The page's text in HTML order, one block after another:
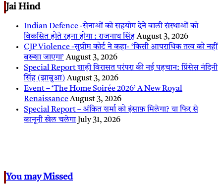
Jai Hind
Indian Defence -सेनाओं को सहयोग देने वाली संस्थाओं को
विकसित होते रहना होगा : राजनाथ सिंह August 3, 2026
CJP Violence -सुप्रीम कोर्ट ने कहा- ‘किसी आपराधिक तत्व को नहीं
बख्शा जाएगा’ August 3, 2026
Special Report शाही विरासत परंपरा की नई पहचान: प्रिंसेस नंदिनी
सिंह (झाबुआ) August 3, 2026
Event – ‘The Home Soirée 2026’ A New Royal
RenaissanceAugust 3, 2026
Special Report – अंकित शर्मा को इंसाफ़ मिलेगा? या फिर से
कानूनी खेल चलेगा July 31, 2026
You may Missed